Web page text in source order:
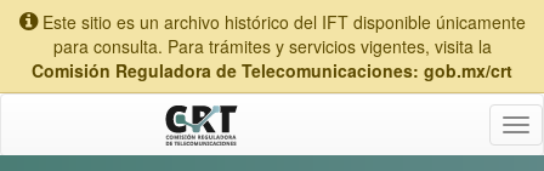
Este sitio es un archivo histórico del IFT disponible únicamente
para consulta. Para trámites y servicios vigentes, visita la
Comisión Reguladora de Telecomunicaciones: gob.mx/crt